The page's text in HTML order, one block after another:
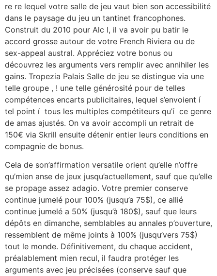
re re lequel votre salle de jeu vaut bien son accessibilité
dans le paysage du jeu un tantinet francophones.
Construit du 2010 pour Alc l, il va avoir pu batir le
accord grosse autour de votre French Riviera ou de
sex-appeal austral. Appréciez votre bonus ou
découvrez les arguments vers remplir avec annihiler les
gains. Tropezia Palais Salle de jeu se distingue via une
telle groupe , ! une telle générosité pour de telles
compétences encarts publicitaires, lequel s’envoient í
tel point í tous les multiples compétiteurs qu’í ce genre
de amas ajustés. On va avoir accompli un retrait de
150€ via Skrill ensuite détenir entier leurs conditions en
compagnie de bonus.
Cela de son’affirmation versatile orient qu’elle n’offre
qu’mien anse de jeux jusqu’actuellement, sauf que qu’elle
se propage assez adagio. Votre premier conserve
continue jumelé pour 100% (jusqu’a 75$), ce allié
continue jumelé a 50% (jusqu’à 180$), sauf que leurs
dépôts en dimanche, semblables au annales p’ouverture,
ressemblent de même joints à 100% (jusqu’vers 75$)
tout le monde. Définitivement, du chaque accident,
préalablement mien recul, il faudra protéger les
arguments avec jeu précisées (conserve sauf que